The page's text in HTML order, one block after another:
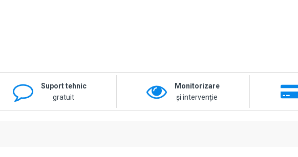
Suport tehnic
gratuit
Monitorizare
și intervenție